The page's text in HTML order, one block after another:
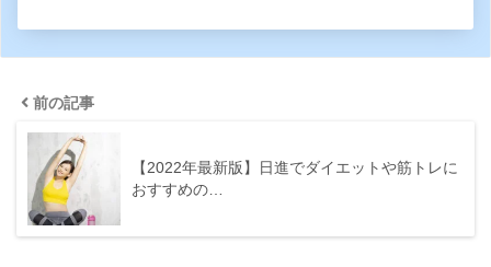
前の記事
【2022年最新版】日進でダイエットや筋トレに
おすすめの…